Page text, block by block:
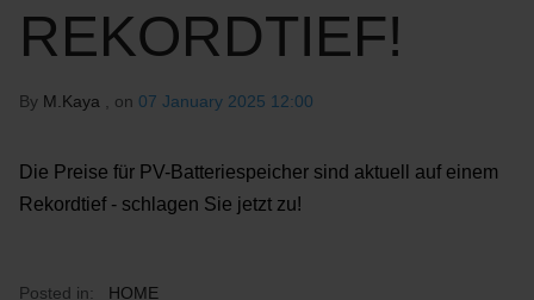
REKORDTIEF!
By M.Kaya , on 07 January 2025 12:00
Die Preise für PV-Batteriespeicher sind aktuell auf einem
Rekordtief - schlagen Sie jetzt zu!
Posted in: HOME